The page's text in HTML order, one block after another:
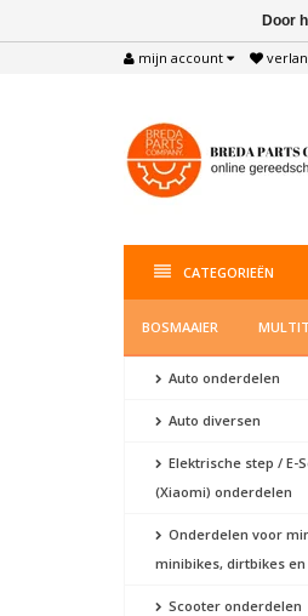
mijn account
CATEGORIEËN
BOSMAAIER
Auto onderdelen
Auto diversen
Elektrische step / E-
(Xiaomi) onderdelen
Onderdelen voor
minibikes, dirtbikes
Scooter onderdelen
Door